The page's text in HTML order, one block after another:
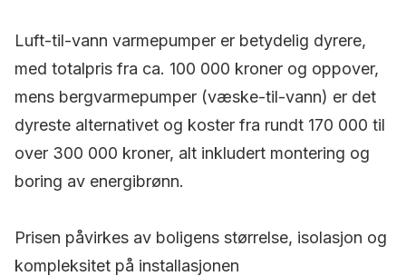
Luft-til-vann varmepumper er betydelig dyrere,
med totalpris fra ca. 100 000 kroner og oppover,
mens bergvarmepumper (væske-til-vann) er det
dyreste alternativet og koster fra rundt 170 000 til
over 300 000 kroner, alt inkludert montering og
boring av energibrønn.
Prisen påvirkes av boligens størrelse, isolasjon og
kompleksitet på installasjonen